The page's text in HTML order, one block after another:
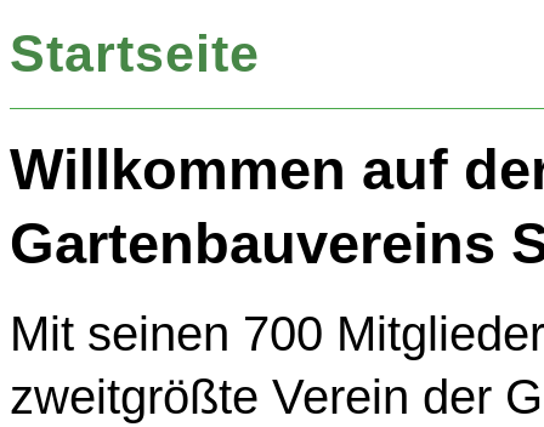
Startseite
Willkommen auf
Gartenbauvereins
Mit seinen 700
zweitgrößte Verein der